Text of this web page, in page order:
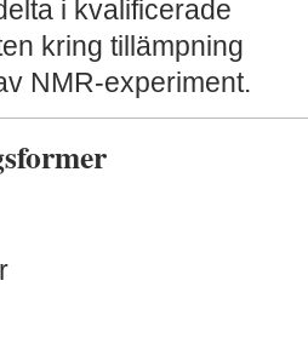
i kvalificerade
kring tillämpning
NMR-experiment.